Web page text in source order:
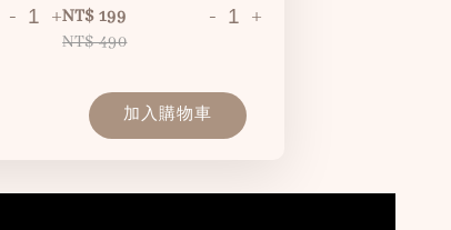
- +NT$ 199
NT$ 490
- +
加入購物車